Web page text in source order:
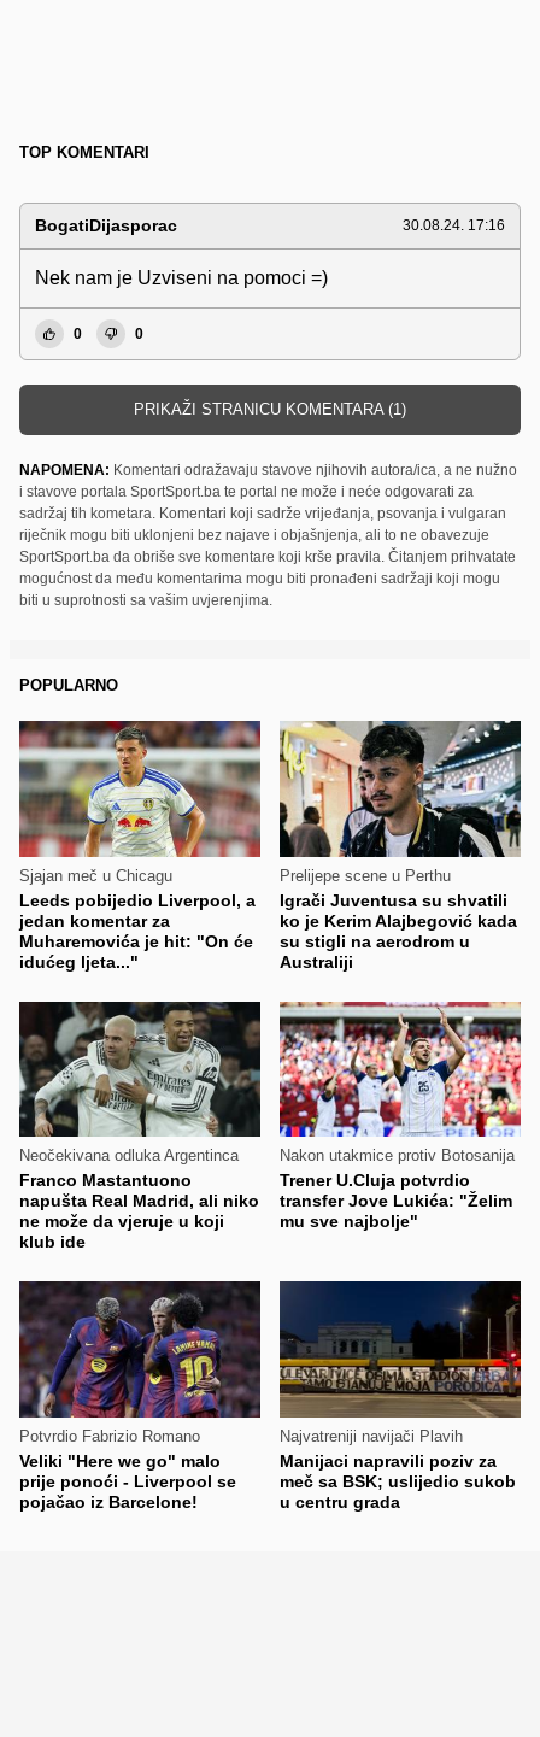
TOP KOMENTARI
BogatiDijasporac 30.08.24. 17:16
Nek nam je Uzviseni na pomoci =)
0 0
PRIKAŽI STRANICU KOMENTARA (1)
NAPOMENA: Komentari odražavaju stavove njihovih autora/ica, a ne nužno
i stavove portala SportSport.ba te portal ne može i neće odgovarati za
sadržaj tih kometara. Komentari koji sadrže vrijeđanja, psovanja i vulgaran
riječnik mogu biti uklonjeni bez najave i objašnjenja, ali to ne obavezuje
SportSport.ba da obriše sve komentare koji krše pravila. Čitanjem prihvatate
mogućnost da među komentarima mogu biti pronađeni sadržaji koji mogu
biti u suprotnosti sa vašim uvjerenjima.
POPULARNO
Sjajan meč u Chicagu
Leeds pobijedio Liverpool, a
jedan komentar za
Muharemovića je hit: "On će
idućeg ljeta..."
Prelijepe scene u Perthu
Igrači Juventusa su shvatili
ko je Kerim Alajbegović kada
su stigli na aerodrom u
Australiji
Neočekivana odluka Argentinca
Franco Mastantuono
napušta Real Madrid, ali niko
ne može da vjeruje u koji
klub ide
Nakon utakmice protiv Botosanija
Trener U.Cluja potvrdio
transfer Jove Lukića: "Želim
mu sve najbolje"
Potvrdio Fabrizio Romano
Veliki "Here we go" malo
prije ponoći - Liverpool se
pojačao iz Barcelone!
Najvatreniji navijači Plavih
Manijaci napravili poziv za
meč sa BSK; uslijedio sukob
u centru grada